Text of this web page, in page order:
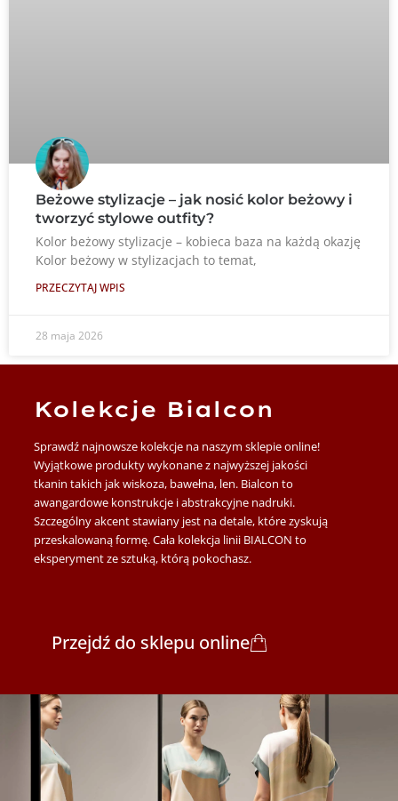
Beżowe stylizacje – jak nosić kolor beżowy i
tworzyć stylowe outfity?
Kolor beżowy stylizacje – kobieca baza na każdą okazję
Kolor beżowy w stylizacjach to temat,
PRZECZYTAJ WPIS
28 maja 2026
Kolekcje Bialcon
Sprawdź najnowsze kolekcje na naszym sklepie online!
Wyjątkowe produkty wykonane z najwyższej jakości
tkanin takich jak wiskoza, bawełna, len. Bialcon to
awangardowe konstrukcje i abstrakcyjne nadruki.
Szczególny akcent stawiany jest na detale, które zyskują
przeskalowaną formę. Cała kolekcja linii BIALCON to
eksperyment ze sztuką, którą pokochasz.
Przejdź do sklepu online